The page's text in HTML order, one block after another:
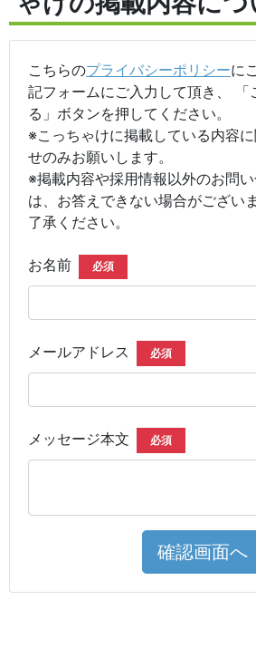
こちらのプライバシーポリシーに
記フォームにご入力して頂き、 「
る」ボタンを押してください。
※こっちゃけに掲載している内容
せのみお願いします。
※掲載内容や採用情報以外のお問
は、お答えできない場合がござい
了承ください。
お名前 必須
メールアドレス 必須
メッセージ本文 必須
確認画面へ